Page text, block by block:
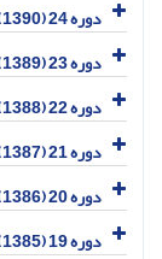
دوره 24 (1390)
دوره 23 (1389)
دوره 22 (1388)
دوره 21 (1387)
دوره 20 (1386)
دوره 19 (1385)